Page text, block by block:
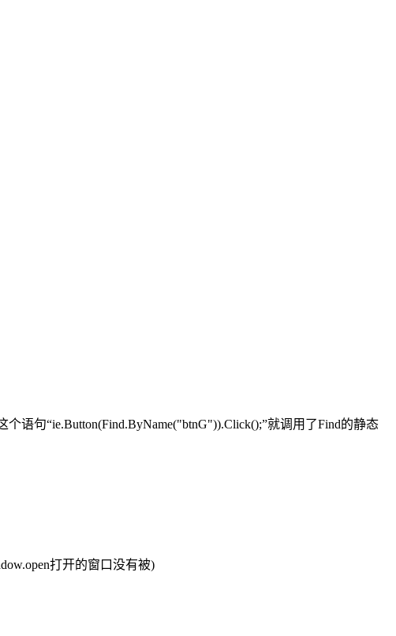
句“ie.Button(Find.ByName("btnG")).Click();”就调用了Find的静态
打开的窗口没有被)